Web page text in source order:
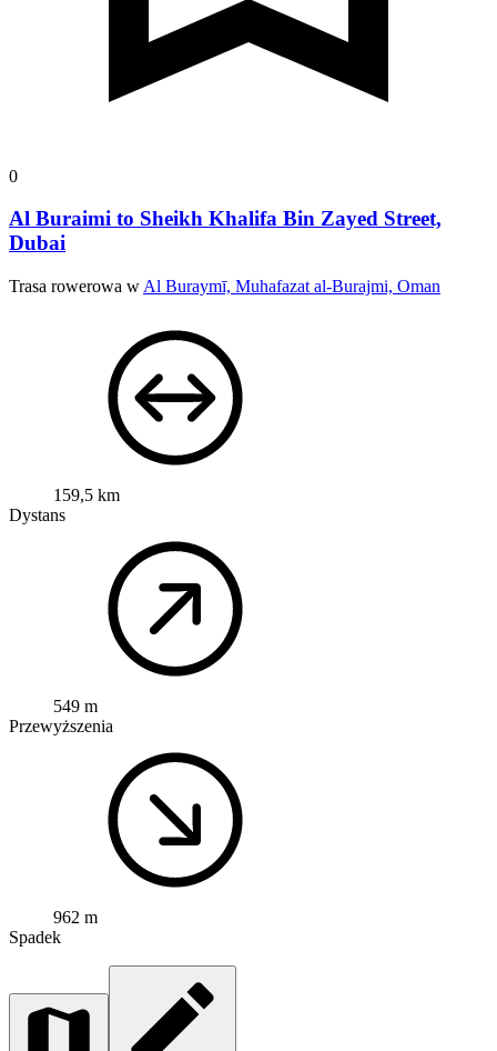
0
Al Buraimi to Sheikh Khalifa Bin Zayed Street,
Dubai
Trasa rowerowa w Al Buraymī, Muhafazat al-Burajmi, Oman
159,5 km
Dystans
549 m
Przewyższenia
962 m
Spadek